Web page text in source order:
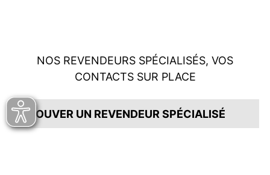
NOS REVENDEURS SPÉCIALISÉS, VOS
CONTACTS SUR PLACE
TROUVER UN REVENDEUR SPÉCIALISÉ